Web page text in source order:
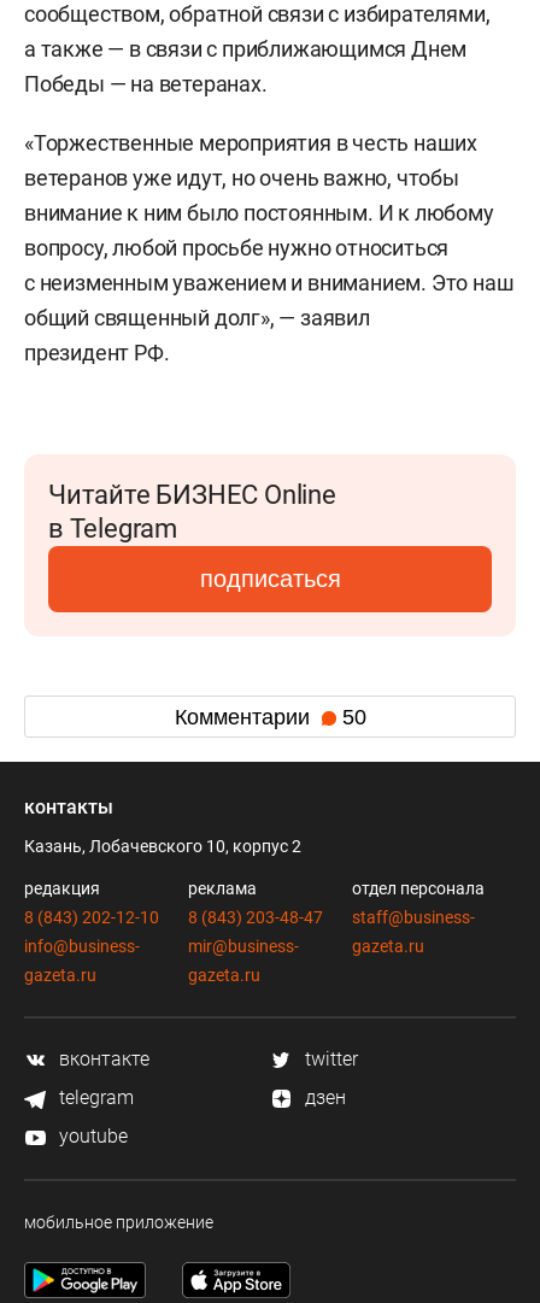
сообществом, обратной связи с избирателями,
а также — в связи с приближающимся Днем
Победы — на ветеранах.
«Торжественные мероприятия в честь наших
ветеранов уже идут, но очень важно, чтобы
внимание к ним было постоянным. И к любому
вопросу, любой просьбе нужно относиться
с неизменным уважением и вниманием. Это наш
общий священный долг», — заявил
президент РФ.
Читайте БИЗНЕС Online
в Telegram
подписаться
Комментарии 50
контакты
Казань, Лобачевского 10, корпус 2
редакция
8 (843) 202-12-10
info@business-
gazeta.ru
реклама
8 (843) 203-48-47
mir@business-
gazeta.ru
отдел персонала
staff@business-
gazeta.ru
вконтакте
twitter
telegram
дзен
youtube
мобильное приложение